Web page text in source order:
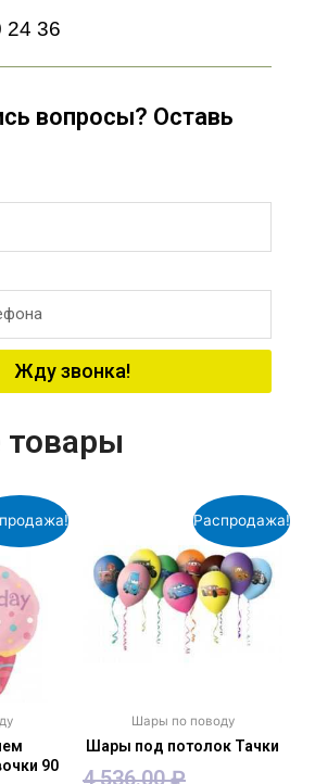
24 36
вопросы? Оставь
Жду звонка!
90
Распродажа!
Шары по поводу
Шары под потолок Тачки
4,536.00₽